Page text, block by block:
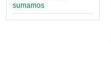
sumamos